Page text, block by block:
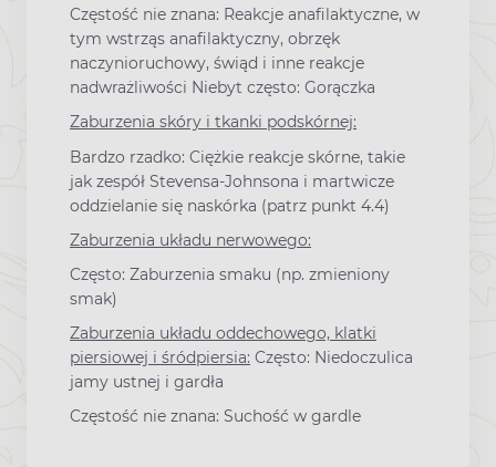
Częstość nie znana: Reakcje anafilaktyczne, w
tym wstrząs anafilaktyczny, obrzęk
naczynioruchowy, świąd i inne reakcje
nadwrażliwości Niebyt często: Gorączka
Zaburzenia skóry i tkanki podskórnej:
Bardzo rzadko: Ciężkie reakcje skórne, takie
jak zespół Stevensa-Johnsona i martwicze
oddzielanie się naskórka (patrz punkt 4.4)
Zaburzenia układu nerwowego:
Często: Zaburzenia smaku (np. zmieniony
smak)
Zaburzenia układu oddechowego, klatki
piersiowej i śródpiersia: Często: Niedoczulica
jamy ustnej i gardła
Częstość nie znana: Suchość w gardle